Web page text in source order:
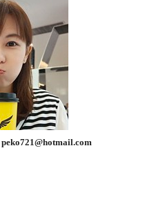
peko721@hotmail.com